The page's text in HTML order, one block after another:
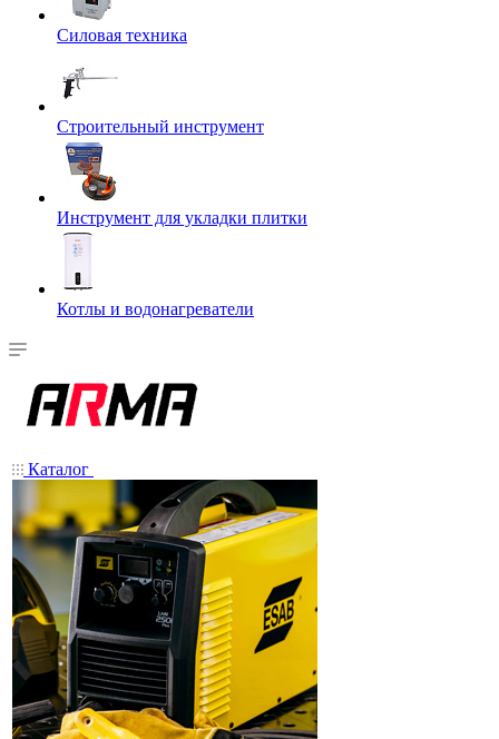
Силовая техника
Строительный инструмент
Инструмент для укладки плитки
Котлы и водонагреватели
Каталог